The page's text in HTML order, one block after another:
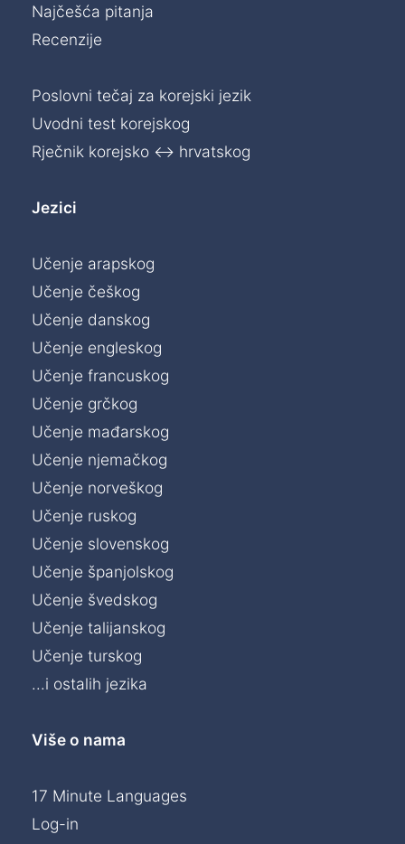
Najčešća pitanja
Recenzije
Poslovni tečaj za korejski jezik
Uvodni test korejskog
Rječnik korejsko ↔ hrvatskog
Jezici
Učenje arapskog
Učenje češkog
Učenje danskog
Učenje engleskog
Učenje francuskog
Učenje grčkog
Učenje mađarskog
Učenje njemačkog
Učenje norveškog
Učenje ruskog
Učenje slovenskog
Učenje španjolskog
Učenje švedskog
Učenje talijanskog
Učenje turskog
...i ostalih jezika
Više o nama
17 Minute Languages
Log-in